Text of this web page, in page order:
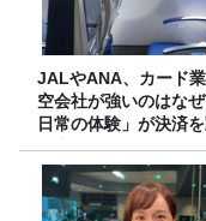
JALやANA、カード
空会社が強いのはな
日常の体験」が決済
理由